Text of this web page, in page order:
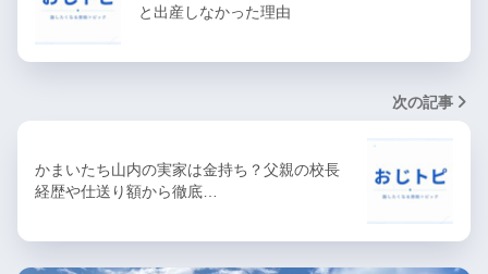
と出産しなかった理由
次の記事
かまいたち山内の実家は金持ち？父親の校長
経歴や仕送り額から徹底…